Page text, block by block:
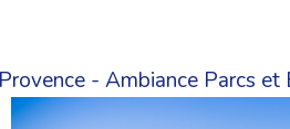
Cherchez un séjour
- Ambiance Parcs